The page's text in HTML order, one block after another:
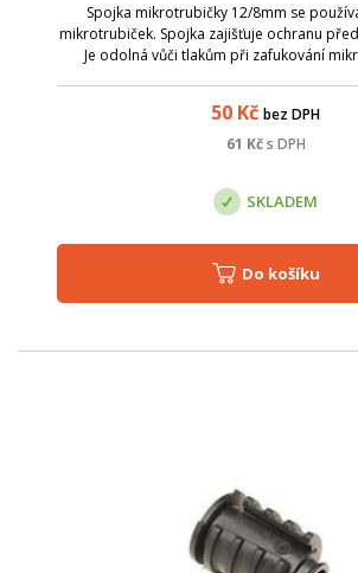
Spojka mikrotrubičky 12/8mm se
mikrotrubiček. Spojka zajišťuje ochranu
Je odolná vůči tlakům při zafukování
50 Kč bez DPH
61 Kč s DPH
SKLADEM
Do košíku